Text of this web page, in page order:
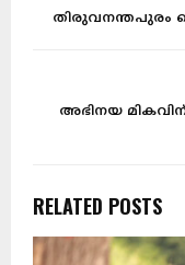
തിരുവനന്തപുരം
അഭിനയ മികവിന്
RELATED POSTS